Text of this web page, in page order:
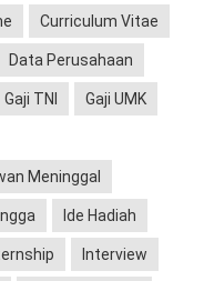
Curriculum Vitae
Data Perusahaan
Gaji TNI Gaji UMK
Meninggal
Ide Hadiah
Interview